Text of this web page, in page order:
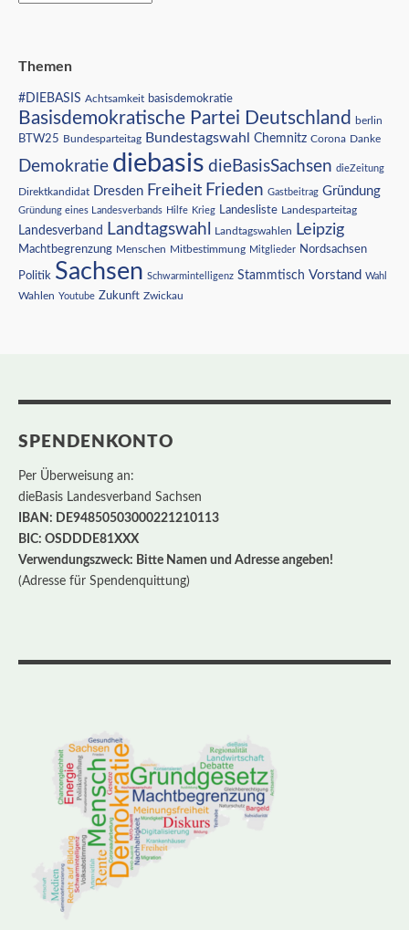
Themen
#DIEBASIS Achtsamkeit basisdemokratie
Basisdemokratische Partei Deutschland berlin
BTW25 Bundesparteitag Bundestagswahl Chemnitz Corona Danke
Demokratie diebasis dieBasisSachsen dieZeitung
Direktkandidat Dresden Freiheit Frieden Gastbeitrag Gründung
Gründung eines Landesverbands Hilfe Krieg Landesliste Landesparteitag
Landesverband Landtagswahl Landtagswahlen Leipzig
Machtbegrenzung Menschen Mitbestimmung Mitglieder Nordsachsen
Politik Sachsen Schwarmintelligenz Stammtisch Vorstand Wahl
Wahlen Youtube Zukunft Zwickau
SPENDENKONTO
Per Überweisung an:
dieBasis Landesverband Sachsen
IBAN: DE94850503000221210113
BIC: OSDDDE81XXX
Verwendungszweck: Bitte Namen und Adresse angeben!
(Adresse für Spendenquittung)